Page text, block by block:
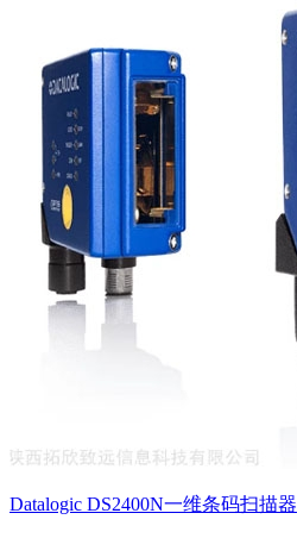
Datalogic DS2400N一维条码扫描器